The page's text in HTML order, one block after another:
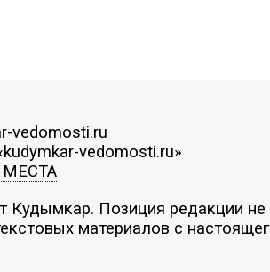
vedomosti.ru
vedomosti.ru»
Позиция редакции не
материалов с